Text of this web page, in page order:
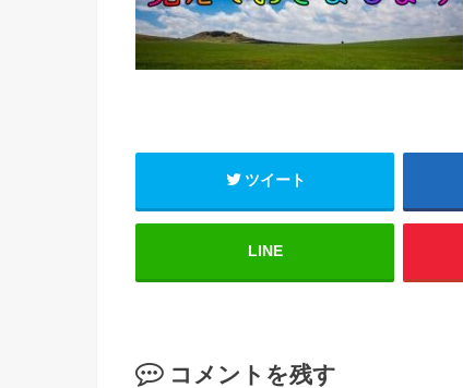
ツイート
LINE
コメントを残す